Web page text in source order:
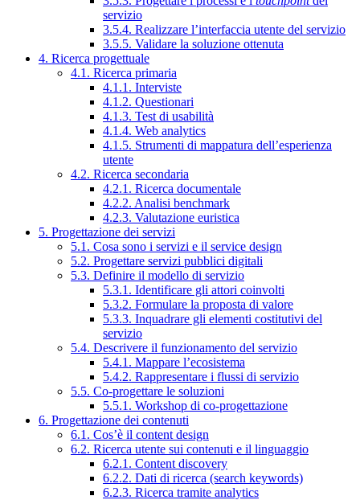
servizio
3.5.4. Realizzare l’interfaccia utente del servizio
3.5.5. Validare la soluzione ottenuta
4. Ricerca progettuale
4.1. Ricerca primaria
4.1.1. Interviste
4.1.2. Questionari
4.1.3. Test di usabilità
4.1.4. Web analytics
4.1.5. Strumenti di mappatura dell’esperienza
utente
4.2. Ricerca secondaria
4.2.1. Ricerca documentale
4.2.2. Analisi benchmark
4.2.3. Valutazione euristica
5. Progettazione dei servizi
5.1. Cosa sono i servizi e il service design
5.2. Progettare servizi pubblici digitali
5.3. Definire il modello di servizio
5.3.1. Identificare gli attori coinvolti
5.3.2. Formulare la proposta di valore
5.3.3. Inquadrare gli elementi costitutivi del
servizio
5.4. Descrivere il funzionamento del servizio
5.4.1. Mappare l’ecosistema
5.4.2. Rappresentare i flussi di servizio
5.5. Co-progettare le soluzioni
5.5.1. Workshop di co-progettazione
6. Progettazione dei contenuti
6.1. Cos’è il content design
6.2. Ricerca utente sui contenuti e il linguaggio
6.2.1. Content discovery
6.2.2. Dati di ricerca (search keywords)
6.2.3. Ricerca tramite analytics